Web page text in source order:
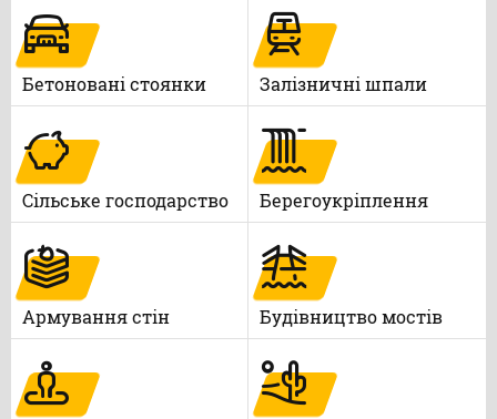
Бетоновані стоянки Залізничні шпали
Сільське господарство Берегоукріплення
Армування стін Будівництво мостів